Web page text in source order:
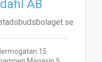
AB
15